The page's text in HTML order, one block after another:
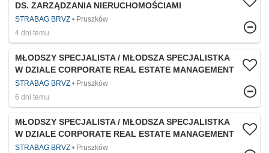
DS. ZARZĄDZANIA NIERUCHOMOŚCIAMI
STRABAG BRVZ
Pruszków
4 dni temu
MŁODSZY SPECJALISTA / MŁODSZA SPECJALISTKA
W DZIALE CORPORATE REAL ESTATE MANAGEMENT
STRABAG BRVZ
Pruszków
6 dni temu
MŁODSZY SPECJALISTA / MŁODSZA SPECJALISTKA
W DZIALE CORPORATE REAL ESTATE MANAGEMENT
STRABAG BRVZ
Pruszków